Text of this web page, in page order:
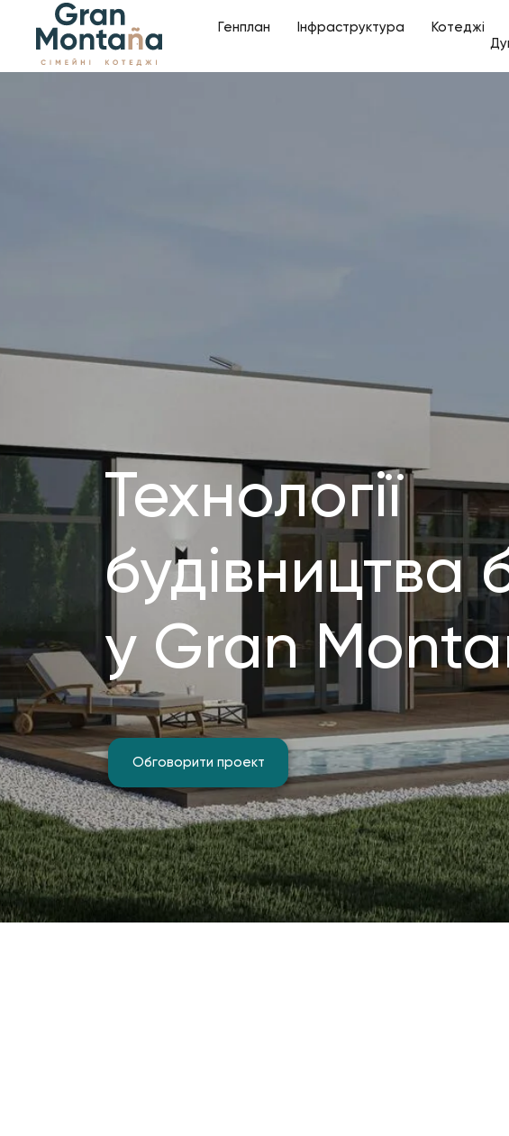
Генплан Інфраструктура Котеджі
Технології
будівництва
у Gran
Обговорити проект